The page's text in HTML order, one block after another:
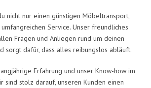
nicht nur einen günstigen Möbeltransport,
Service. Unser freundliches
Fragen und Anliegen rund um deinen
sorgt dafür, dass alles reibungslos abläuft.
Erfahrung und unser Know-how im
sind stolz darauf, unseren Kunden einen